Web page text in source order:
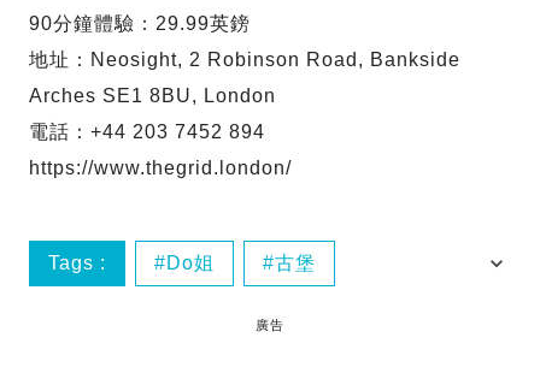
90分鐘體驗：29.99英鎊
地址：Neosight, 2 Robinson Road, Bankside
Arches SE1 8BU, London
電話：+44 203 7452 894
https://www.thegrid.london/
Tags : Do姐 古堡
英國廣告